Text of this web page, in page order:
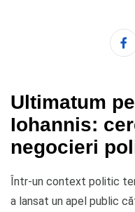
Ultimatum
Iohannis:
negocieri
Într-un context politic
a lansat un apel public